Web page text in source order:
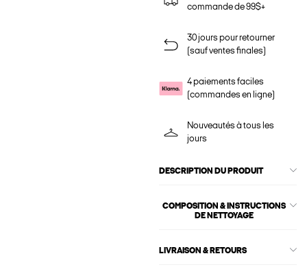
commande de 99$+
30 jours pour retourner
(sauf ventes finales)
4 paiements faciles
(commandes en ligne)
Nouveautés à tous les
jours
DESCRIPTION DU PRODUIT
COMPOSITION & INSTRUCTIONS
DE NETTOYAGE
LIVRAISON & RETOURS